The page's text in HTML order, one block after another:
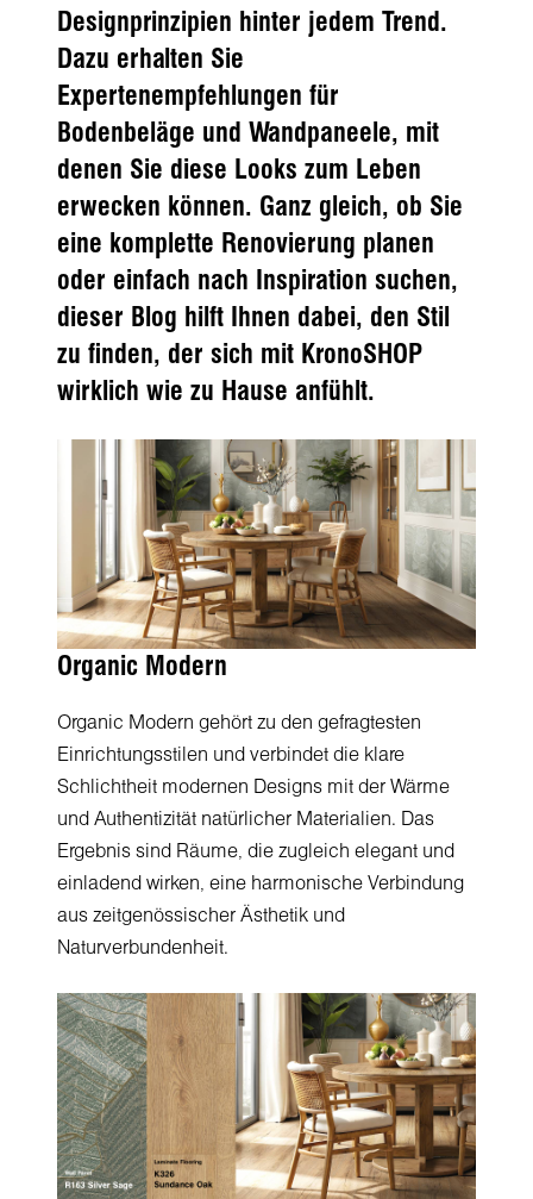
Designprinzipien hinter jedem Trend.
Dazu erhalten Sie
Expertenempfehlungen für
Bodenbeläge und Wandpaneele, mit
denen Sie diese Looks zum Leben
erwecken können. Ganz gleich, ob Sie
eine komplette Renovierung planen
oder einfach nach Inspiration suchen,
dieser Blog hilft Ihnen dabei, den Stil
zu finden, der sich mit KronoSHOP
wirklich wie zu Hause anfühlt.
Organic Modern
Organic Modern gehört zu den gefragtesten
Einrichtungsstilen und verbindet die klare
Schlichtheit modernen Designs mit der Wärme
und Authentizität natürlicher Materialien. Das
Ergebnis sind Räume, die zugleich elegant und
einladend wirken, eine harmonische Verbindung
aus zeitgenössischer Ästhetik und
Naturverbundenheit.